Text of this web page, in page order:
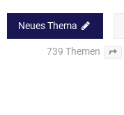
Neues Thema
739 Themen